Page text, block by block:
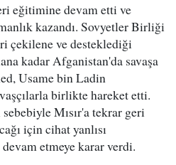
eğitimine devam etti ve
kazandı. Sovyetler Birliği
çekilene ve desteklediği
kadar Afganistan'da savaşa
Usame bin Ladin
birlikte hareket etti.
Mısır'a tekrar geri
için cihat yanlısı
etmeye karar verdi.